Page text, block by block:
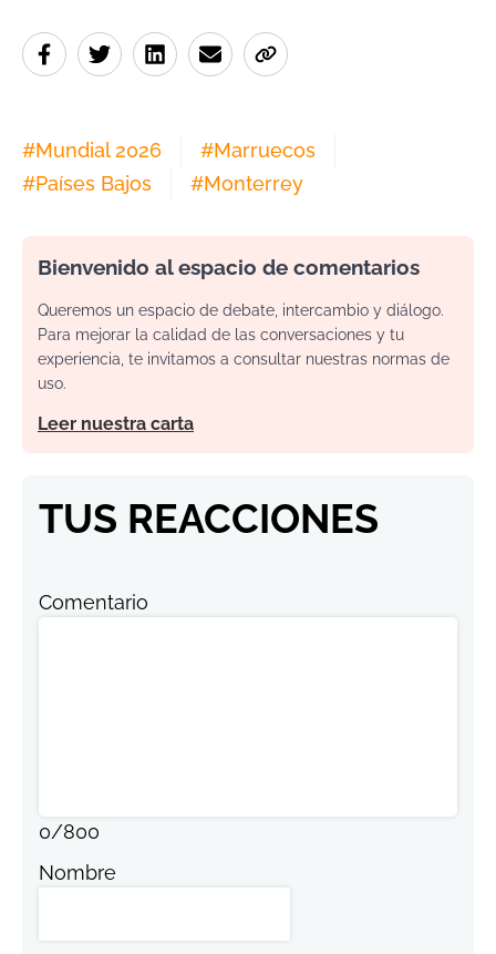
#Mundial 2026 #Marruecos
#Países Bajos #Monterrey
Bienvenido al espacio de comentarios
Queremos un espacio de debate, intercambio y diálogo.
Para mejorar la calidad de las conversaciones y tu
experiencia, te invitamos a consultar nuestras normas de
uso.
Leer nuestra carta
TUS REACCIONES
Comentario
0/800
Nombre